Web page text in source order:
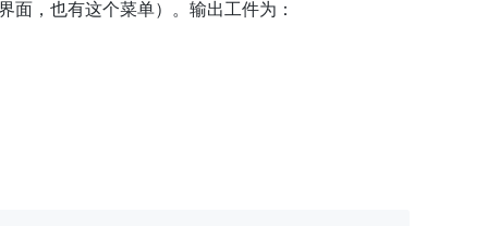
，也有这个菜单）。输出工件为：